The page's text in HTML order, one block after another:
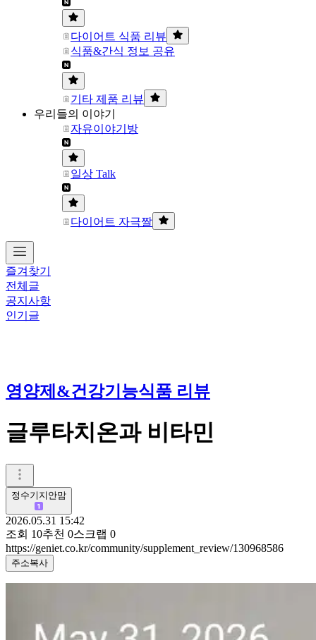
다이어트 식품 리뷰
식품&간식 정보 공유
기타 제품 리뷰
우리들의 이야기
자유이야기방
일상 Talk
다이어트 자극짤
즐겨찾기
전체글
공지사항
인기글
영양제&건강기능식품 리뷰
글루타치온과 비타민
정수기지안맘
2026.05.31 15:42
조회 10추천 0스크랩 0
https://geniet.co.kr/community/supplement_review/130968586
주소복사